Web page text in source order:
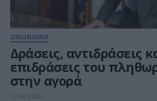
ΟΙΚΟΝΟΜΙΑ
Δράσεις, αντιδράσεις
επιδράσεις του
στην αγορά
11.06.2026